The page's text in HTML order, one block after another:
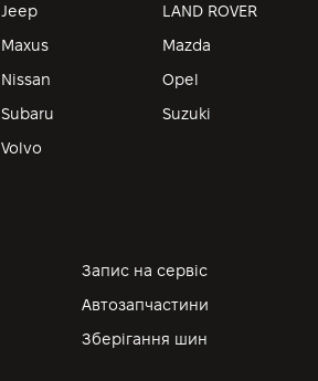
Jeep
LAND ROVER
Maxus
Mazda
Nissan
Opel
Subaru
Suzuki
Volvo
Запис на сервіс
Автозапчастини
Зберігання шин